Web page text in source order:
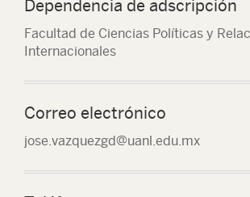
Dependencia de adscripción
Facultad de Ciencias Políticas y
Internacionales
Correo electrónico
jose.vazquezgd@uanl.edu.mx